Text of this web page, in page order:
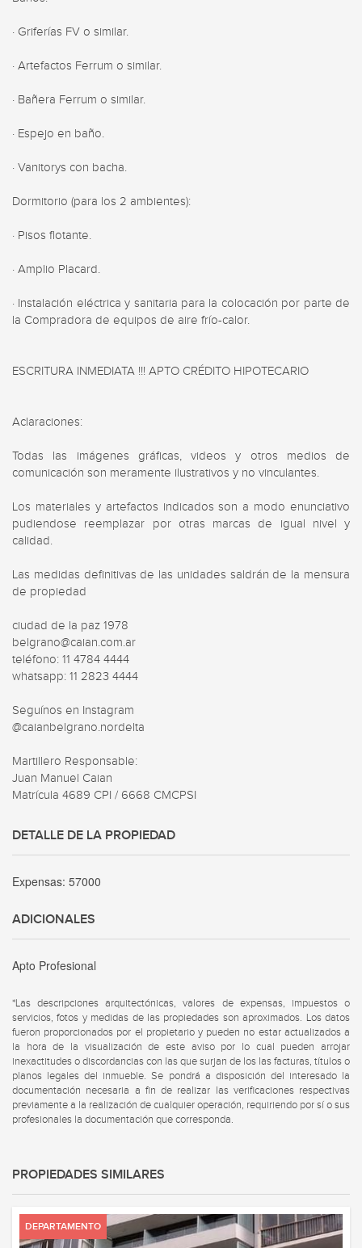
· Griferías FV o similar.
· Artefactos Ferrum o similar.
· Bañera Ferrum o similar.
· Espejo en baño.
· Vanitorys con bacha.
Dormitorio (para los 2 ambientes):
· Pisos flotante.
· Amplio Placard.
· Instalación eléctrica y sanitaria para la colocación por parte de
la Compradora de equipos de aire frío-calor.
ESCRITURA INMEDIATA !!! APTO CRÉDITO HIPOTECARIO
Aclaraciones:
Todas las imágenes gráficas, videos y otros medios de
comunicación son meramente ilustrativos y no vinculantes.
Los materiales y artefactos indicados son a modo enunciativo
pudiendose reemplazar por otras marcas de igual nivel y
calidad.
Las medidas definitivas de las unidades saldrán de la mensura
de propiedad
ciudad de la paz 1978
belgrano@caian.com.ar
teléfono: 11 4784 4444
whatsapp: 11 2823 4444
Seguínos en Instagram
@caianbelgrano.nordelta
Martillero Responsable:
Juan Manuel Caian
Matrícula 4689 CPI / 6668 CMCPSI
DETALLE DE LA PROPIEDAD
Expensas: 57000
ADICIONALES
Apto Profesional
*Las descripciones arquitectónicas, valores de expensas, impuestos o
servicios, fotos y medidas de las propiedades son aproximados. Los datos
fueron proporcionados por el propietario y pueden no estar actualizados a
la hora de la visualización de este aviso por lo cual pueden arrojar
inexactitudes o discordancias con las que surjan de los las facturas, títulos o
planos legales del inmueble. Se pondrá a disposición del interesado la
documentación necesaria a fin de realizar las verificaciones respectivas
previamente a la realización de cualquier operación, requiriendo por sí o sus
profesionales la documentación que corresponda.
PROPIEDADES SIMILARES
DEPARTAMENTO